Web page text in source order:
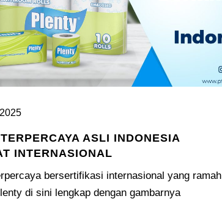
ASLI INDONESIA
INTERNASIONAL
bersertifikasi internasional yang ramah
di sini lengkap dengan gambarnya